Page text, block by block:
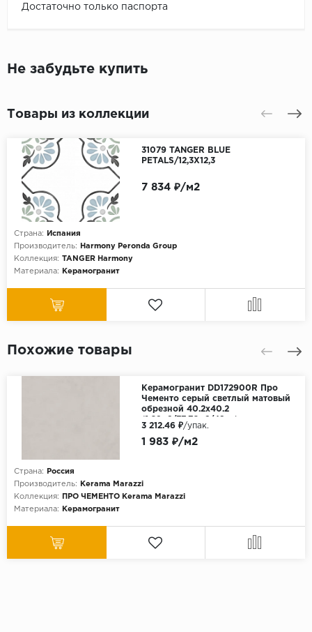
Достаточно только паспорта
Не забудьте купить
Товары из коллекции
31079 TANGER BLUE
PETALS/12,3X12,3
Страна:
Испания
Производитель:
Harmony Peronda Group
Коллекция: TANGER Harmony
Материала:
Керамогранит
7 834 ₽/м2
Похожие товары
Керамогранит DD172900R Про
Чементо серый светлый матовый
обрезной 40.2х40.2
Страна:
Россия
Производитель:
Kerama Marazzi
Коллекция:
ПРО ЧЕМЕНТО Kerama Marazzi
Материала:
Керамогранит
1 983 ₽/м2
3 212.46 ₽/упак.